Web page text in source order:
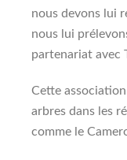
nous devons lui
nous lui
partenariat avec
Cette
arbres dans les
comme le